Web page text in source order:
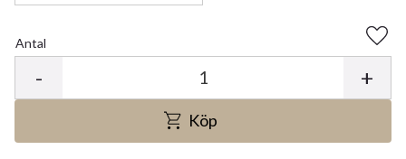
Antal
+
-
Köp